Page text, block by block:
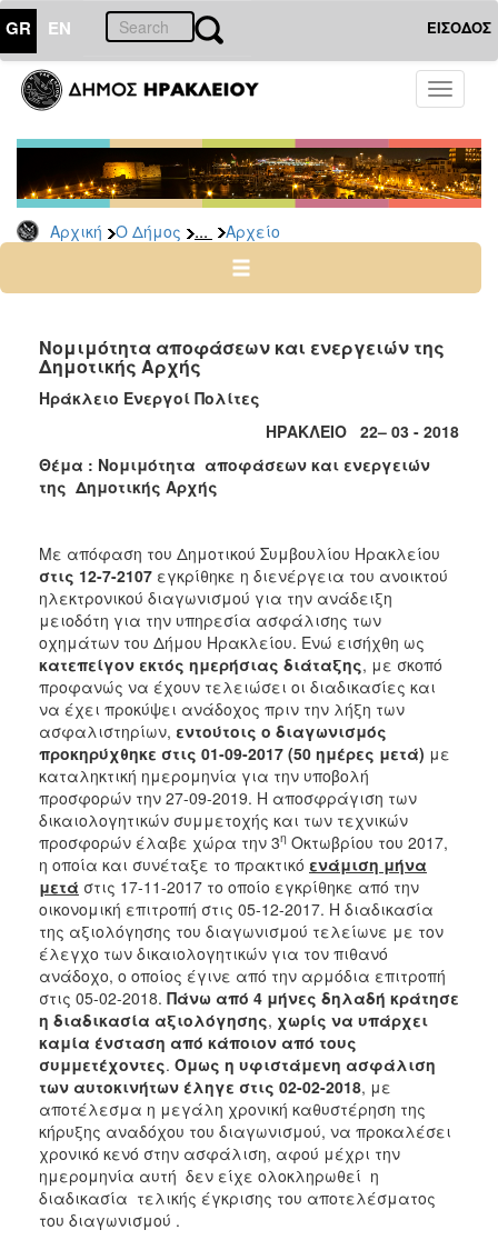
GR EN ΕΙΣΟΔΟΣ
Toggle
Αρχική Ο Δήμος ... Αρχείο
ΔΗΜΟΣ
Δημοτικές
Παρατάξεις
Αρχείο
ΠΟΛΙΤΙΣΜΟΣ
ΠΟΛΗ
Νομιμότητα αποφάσεων και ενεργειών της
Δημοτικής Αρχής
Ηράκλειο Ενεργοί Πολίτες
ΗΡΑΚΛΕΙΟ 22– 03 - 2018
Θέμα : Νομιμότητα αποφάσεων και ενεργειών
της Δημοτικής Αρχής
Με απόφαση του Δημοτικού Συμβουλίου Ηρακλείου
στις 12-7-2107 εγκρίθηκε η διενέργεια του ανοικτού
ηλεκτρονικού διαγωνισμού για την ανάδειξη
μειοδότη για την υπηρεσία ασφάλισης των
οχημάτων του Δήμου Ηρακλείου. Ενώ εισήχθη ως
κατεπείγον εκτός ημερήσιας διάταξης, με σκοπό
προφανώς να έχουν τελειώσει οι διαδικασίες και
να έχει προκύψει ανάδοχος πριν την λήξη των
ασφαλιστηρίων, εντούτοις ο διαγωνισμός
προκηρύχθηκε στις 01-09-2017 (50 ημέρες μετά) με
καταληκτική ημερομηνία για την υποβολή
προσφορών την 27-09-2019. Η αποσφράγιση των
δικαιολογητικών συμμετοχής και των τεχνικών
προσφορών έλαβε χώρα την 3η Οκτωβρίου του 2017,
η οποία και συνέταξε το πρακτικό ενάμιση μήνα
μετά στις 17-11-2017 το οποίο εγκρίθηκε από την
οικονομική επιτροπή στις 05-12-2017. Η διαδικασία
της αξιολόγησης του διαγωνισμού τελείωνε με τον
έλεγχο των δικαιολογητικών για τον πιθανό
ανάδοχο, ο οποίος έγινε από την αρμόδια επιτροπή
στις 05-02-2018. Πάνω από 4 μήνες δηλαδή κράτησε
η διαδικασία αξιολόγησης, χωρίς να υπάρχει
καμία ένσταση από κάποιον από τους
συμμετέχοντες. Όμως η υφιστάμενη ασφάλιση
των αυτοκινήτων έληγε στις 02-02-2018, με
αποτέλεσμα η μεγάλη χρονική καθυστέρηση της
κήρυξης αναδόχου του διαγωνισμού, να προκαλέσει
χρονικό κενό στην ασφάλιση, αφού μέχρι την
ημερομηνία αυτή δεν είχε ολοκληρωθεί η
διαδικασία τελικής έγκρισης του αποτελέσματος
του διαγωνισμού .